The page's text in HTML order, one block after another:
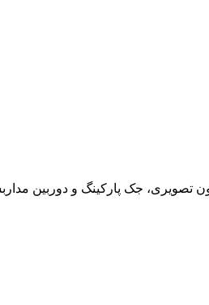
تصویری، جک پارکینگ و دوربین